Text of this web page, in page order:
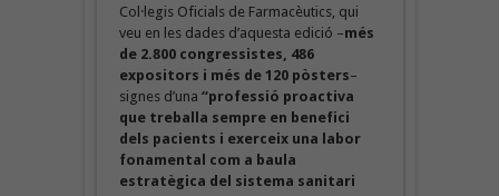
Col·legis Oficials de Farmacèutics, qui
veu en les dades d’aquesta edició –més
de 2.800 congressistes, 486
expositors i més de 120 pòsters–
signes d’una “professió proactiva
que treballa sempre en benefici
dels pacients i exerceix una labor
fonamental com a baula
estratègica del sistema sanitari